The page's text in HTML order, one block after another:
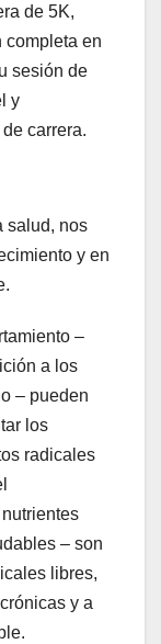
de 5K,
completa en
sesión de
y
carrera.
salud, nos
y en
–
a los
– pueden
los
radicales
– son
libres,
y a